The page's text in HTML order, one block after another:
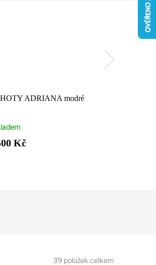
ADRIANA modré
Kč
39 položek celkem